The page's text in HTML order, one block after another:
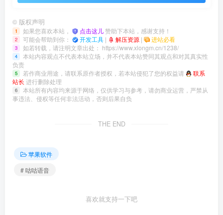
© 版权声明
1 如果您喜欢本站， 点击这儿赞助下本站，感谢支持！
2 可能会帮助到你： 开发工具 | 解压资源 | 进站必看
3 如若转载，请注明文章出处： https://www.xlongm.cn/1238/
4
本站内容观点不代表本站立场，并不代表本站赞同其观点和对其真实性
负责
5 若作商业用途，请联系原作者授权，若本站侵犯了您的权益请
联系
站长 进行删除处理
6
本站所有内容均来源于网络，仅供学习与参考，请勿商业运营，严禁从
事违法、侵权等任何非法活动，否则后果自负
THE END
苹果软件
# 咕咕语音
喜欢就支持一下吧